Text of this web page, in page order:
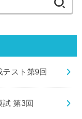
スト第9回
第3回